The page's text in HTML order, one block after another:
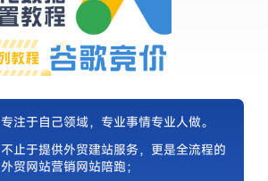
专注于自己领域，专业事情专业人做。
不止于提供外贸建站服务，更是全流程的
外贸网站营销网站陪跑；